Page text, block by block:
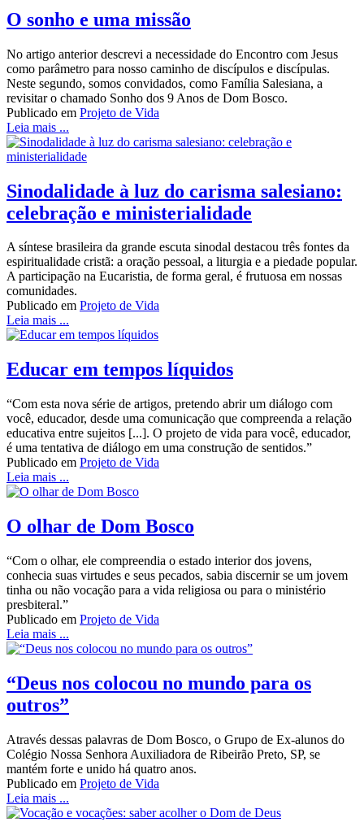
O sonho e uma missão
No artigo anterior descrevi a necessidade do Encontro com Jesus
como parâmetro para nosso caminho de discípulos e discípulas.
Neste segundo, somos convidados, como Família Salesiana, a
revisitar o chamado Sonho dos 9 Anos de Dom Bosco.
Publicado em Projeto de Vida
Leia mais ...
Sinodalidade à luz do carisma salesiano:
celebração e ministerialidade
A síntese brasileira da grande escuta sinodal destacou três fontes da
espiritualidade cristã: a oração pessoal, a liturgia e a piedade popular.
A participação na Eucaristia, de forma geral, é frutuosa em nossas
comunidades.
Publicado em Projeto de Vida
Leia mais ...
Educar em tempos líquidos
“Com esta nova série de artigos, pretendo abrir um diálogo com
você, educador, desde uma comunicação que compreenda a relação
educativa entre sujeitos [...]. O projeto de vida para você, educador,
é uma tentativa de diálogo em uma construção de sentidos.”
Publicado em Projeto de Vida
Leia mais ...
O olhar de Dom Bosco
“Com o olhar, ele compreendia o estado interior dos jovens,
conhecia suas virtudes e seus pecados, sabia discernir se um jovem
tinha ou não vocação para a vida religiosa ou para o ministério
presbiteral.”
Publicado em Projeto de Vida
Leia mais ...
“Deus nos colocou no mundo para os
outros”
Através dessas palavras de Dom Bosco, o Grupo de Ex-alunos do
Colégio Nossa Senhora Auxiliadora de Ribeirão Preto, SP, se
mantém forte e unido há quatro anos.
Publicado em Projeto de Vida
Leia mais ...